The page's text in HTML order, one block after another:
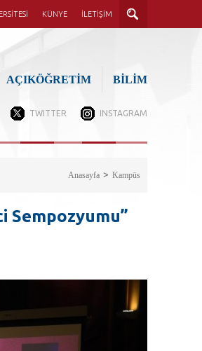
KÜNYE İLETİŞİM
AÇIKÖĞRETİM BİLİM
TWITTER INSTAGRAM
Anasayfa Kampüs
Sempozyumu”